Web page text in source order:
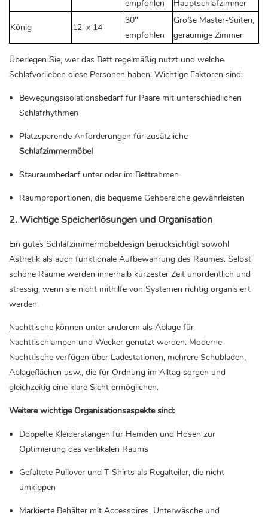
empfohlen Hauptschlafzimmer
König 12' x 14'
30"
empfohlen
Große Master-Suiten,
geräumige Zimmer
Überlegen Sie, wer das Bett regelmäßig nutzt und welche
Schlafvorlieben diese Personen haben. Wichtige Faktoren sind:
Bewegungsisolationsbedarf für Paare mit unterschiedlichen
Schlafrhythmen
Platzsparende Anforderungen für zusätzliche
Schlafzimmermöbel
Stauraumbedarf unter oder im Bettrahmen
Raumproportionen, die bequeme Gehbereiche gewährleisten
2. Wichtige Speicherlösungen und Organisation
Ein gutes Schlafzimmermöbeldesign berücksichtigt sowohl
Ästhetik als auch funktionale Aufbewahrung des Raumes. Selbst
schöne Räume werden innerhalb kürzester Zeit unordentlich und
stressig, wenn sie nicht mithilfe von Systemen richtig organisiert
werden.
Nachttische können unter anderem als Ablage für
Nachttischlampen und Wecker genutzt werden. Moderne
Nachttische verfügen über Ladestationen, mehrere Schubladen,
Ablageflächen usw., die für Ordnung im Alltag sorgen und
gleichzeitig eine klare Sicht ermöglichen.
Weitere wichtige Organisationsaspekte sind:
Doppelte Kleiderstangen für Hemden und Hosen zur
Optimierung des vertikalen Raums
Gefaltete Pullover und T-Shirts als Regalteiler, die nicht
umkippen
Markierte Behälter mit Accessoires, Unterwäsche und